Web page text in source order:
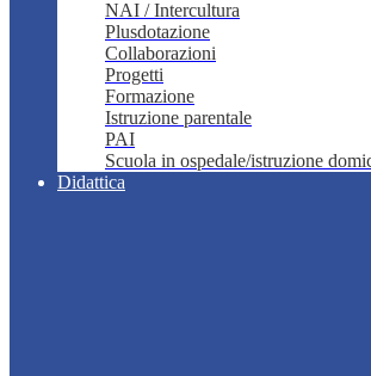
NAI / Intercultura
Plusdotazione
Collaborazioni
Progetti
Formazione
Istruzione parentale
PAI
Scuola in ospedale/istruzione
Didattica